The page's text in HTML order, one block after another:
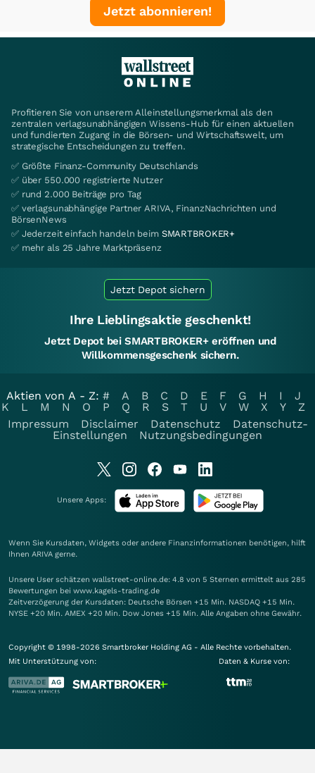
Jetzt abonnieren!
Profitieren Sie von unserem Alleinstellungsmerkmal als den
zentralen verlagsunabhängigen Wissens-Hub für einen aktuellen
und fundierten Zugang in die Börsen- und Wirtschaftswelt, um
strategische Entscheidungen zu treffen.
✅ Größte Finanz-Community Deutschlands
✅ über 550.000 registrierte Nutzer
✅ rund 2.000 Beiträge pro Tag
✅ verlagsunabhängige Partner ARIVA, FinanzNachrichten und
BörsenNews
✅ Jederzeit einfach handeln beim SMARTBROKER+
✅ mehr als 25 Jahre Marktpräsenz
Jetzt Depot sichern
Ihre Lieblingsaktie geschenkt!
Jetzt Depot bei SMARTBROKER+ eröffnen und
Willkommensgeschenk sichern.
Aktien von A - Z: # A B C D E F G H I
J
K
L M N O P Q R S T U V W X Y
Z
Impressum
Disclaimer Datenschutz
Datenschutz-
Einstellungen
Nutzungsbedingungen
Unsere Apps:
Wenn Sie Kursdaten, Widgets oder andere Finanzinformationen benötigen, hilft
Ihnen ARIVA gerne.
Unsere User schätzen wallstreet-online.de: 4.8 von 5 Sternen ermittelt aus 285
Bewertungen bei www.kagels-trading.de
Zeitverzögerung der Kursdaten: Deutsche Börsen +15 Min. NASDAQ +15 Min.
NYSE +20 Min. AMEX +20 Min. Dow Jones +15 Min. Alle Angaben ohne Gewähr.
Copyright © 1998-2026 Smartbroker Holding AG - Alle Rechte vorbehalten.
Mit Unterstützung von:
Daten & Kurse von: